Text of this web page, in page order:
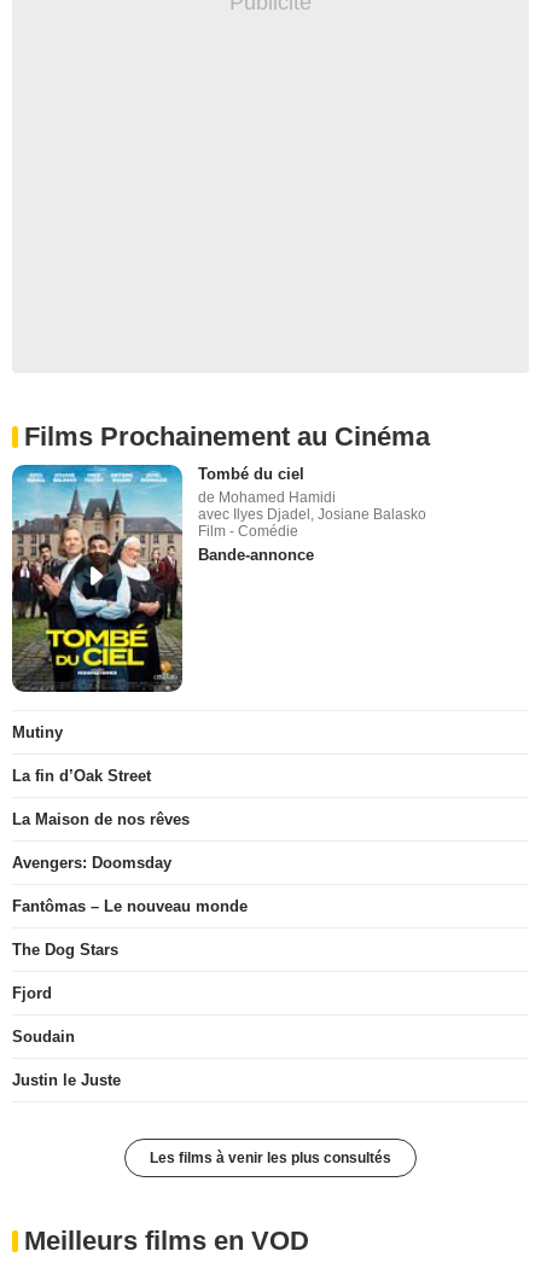
Films Prochainement au Cinéma
Tombé du ciel
de Mohamed Hamidi
avec Ilyes Djadel, Josiane Balasko
Film - Comédie
Bande-annonce
Mutiny
La fin d’Oak Street
La Maison de nos rêves
Avengers: Doomsday
Fantômas – Le nouveau monde
The Dog Stars
Fjord
Soudain
Justin le Juste
Les films à venir les plus consultés
Meilleurs films en VOD